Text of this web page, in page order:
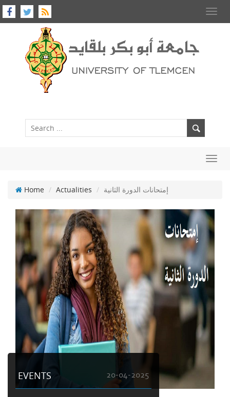
Home Actualities إمتحانات الدورة الثانية
EVENTS 20-04-2025